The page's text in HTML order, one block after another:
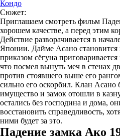
Кондо
Сюжет:
Приглашаем смотреть фильм
хорошем качестве, а перед этим
Действие разворачивается в
Японии. Дайме Асано становится
приказом сёгуна
что посмел вынуть меч в стенах
против стоявшего выше его
сильно его оскорбил. Клан Асано
имущество и замок отошли в
остались без господина и дома,
восстановить справедливость,
ними будет за это.
Падение замка Ако